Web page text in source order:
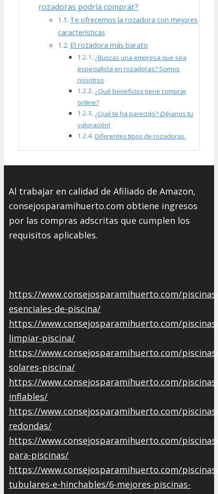
rozadoras podría comprar?
Te ofrecemos la rozadora con mejores
características
El rozadora más barato
¿Buscas una empresa que sea
especialista en rozadoras? Somos
nosotros
¿Qué beneficios tiene comprar
online?
¿Qué te ha parecido? ¡Déjanos tu
valoración!
Diferentes tipos de rozadoras.
Al trabajar en calidad de Afiliado de Amazon,
consejosparamihuerto.com obtiene ingresos
por las compras adscritas que cumplen los
requisitos aplicables.
https://www.consejosparamihuerto.com/
esenciales-de-piscina/
https://www.consejosparamihuerto.com/
limpiar-piscina/
https://www.consejosparamihuerto.com/
solares-piscina/
https://www.consejosparamihuerto.com/
inflables/
https://www.consejosparamihuerto.com/
redondas/
https://www.consejosparamihuerto.com/
para-piscinas/
https://www.consejosparamihuerto.com/
tubulares-e-hinchables/6-mejores-piscinas-